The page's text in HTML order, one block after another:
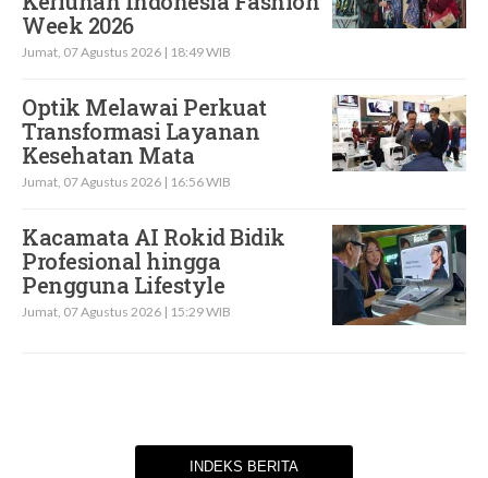
Week 2026
Jumat, 07 Agustus 2026 | 18:49 WIB
Optik Melawai Perkuat
Transformasi Layanan
Kesehatan Mata
Jumat, 07 Agustus 2026 | 16:56 WIB
Kacamata AI Rokid Bidik
Profesional hingga
Pengguna Lifestyle
Jumat, 07 Agustus 2026 | 15:29 WIB
INDEKS BERITA